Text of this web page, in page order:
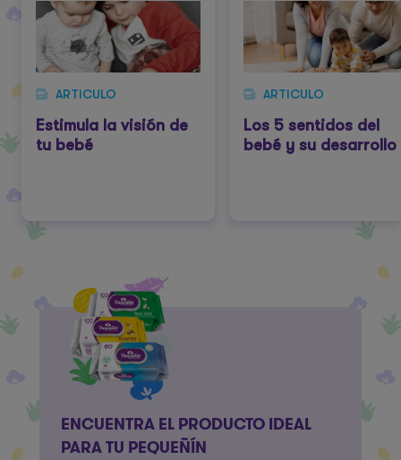
ARTICULO
Estimula la visión de
tu bebé
ARTICULO
Los 5 sentidos del
bebé y su desarrollo
ENCUENTRA EL PRODUCTO IDEAL
PARA TU PEQUEÑÍN